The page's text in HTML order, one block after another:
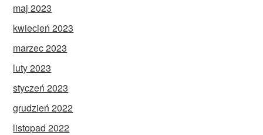
maj 2023
kwiecień 2023
marzec 2023
luty 2023
styczeń 2023
grudzień 2022
listopad 2022